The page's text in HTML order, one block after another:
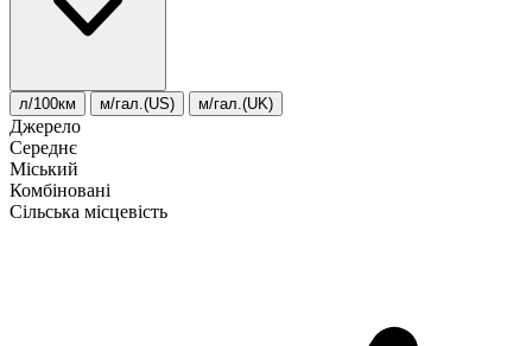
л/100км м/гал.(US) м/гал.(UK)
Джерело
Середнє
Міський
Комбіновані
Сільська місцевість